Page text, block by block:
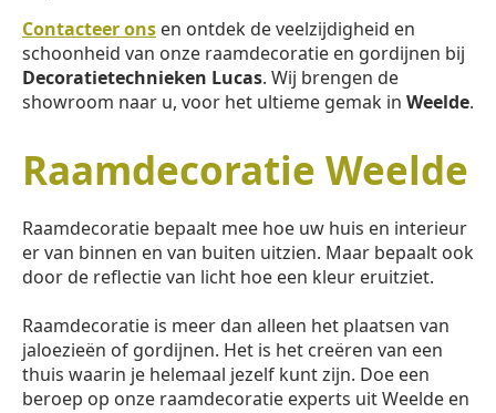
Contacteer ons en ontdek de veelzijdigheid en
schoonheid van onze raamdecoratie en gordijnen bij
Decoratietechnieken Lucas. Wij brengen de
showroom naar u, voor het ultieme gemak in Weelde.
Raamdecoratie Weelde
Raamdecoratie bepaalt mee hoe uw huis en interieur
er van binnen en van buiten uitzien. Maar bepaalt ook
door de reflectie van licht hoe een kleur eruitziet.
Raamdecoratie is meer dan alleen het plaatsen van
jaloezieën of gordijnen. Het is het creëren van een
thuis waarin je helemaal jezelf kunt zijn. Doe een
beroep op onze raamdecoratie experts uit Weelde en